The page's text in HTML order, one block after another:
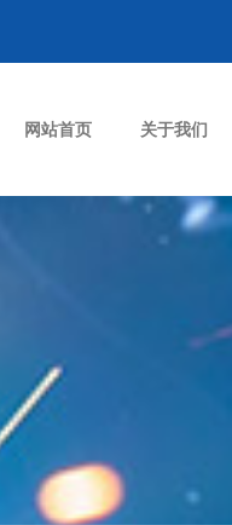
网站首页 关于我们